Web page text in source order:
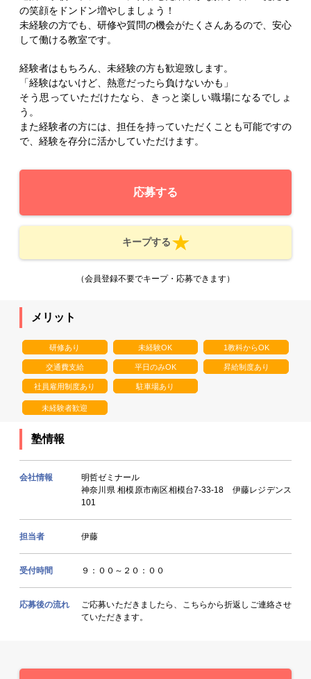
の笑顔をドンドン増やしましょう！
未経験の方でも、研修や質問の機会がたくさんあるので、安心
して働ける教室です。
経験者はもちろん、未経験の方も歓迎致します。
「経験はないけど、熱意だったら負けないかも」
そう思っていただけたなら、きっと楽しい職場になるでしょ
う。
また経験者の方には、担任を持っていただくことも可能ですの
で、経験を存分に活かしていただけます。
応募する
キープする
（会員登録不要でキープ・応募できます）
メリット
研修あり 未経験OK 1教科からOK
交通費支給 平日のみOK 昇給制度あり
社員雇用制度あり 駐車場あり
未経験者歓迎
塾情報
会社情報
明哲ゼミナール
神奈川県 相模原市南区相模台7-33-18 伊藤レジデンス
101
担当者 伊藤
受付時間 ９：００～２０：００
応募後の流れ
ご応募いただきましたら、こちらから折返しご連絡させ
ていただきます。